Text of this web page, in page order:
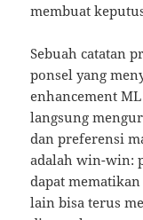
membuat
Sebuah catatan
ponsel yang
enhancement
langsung
dan preferensi
adalah win-win:
dapat
lain bisa terus